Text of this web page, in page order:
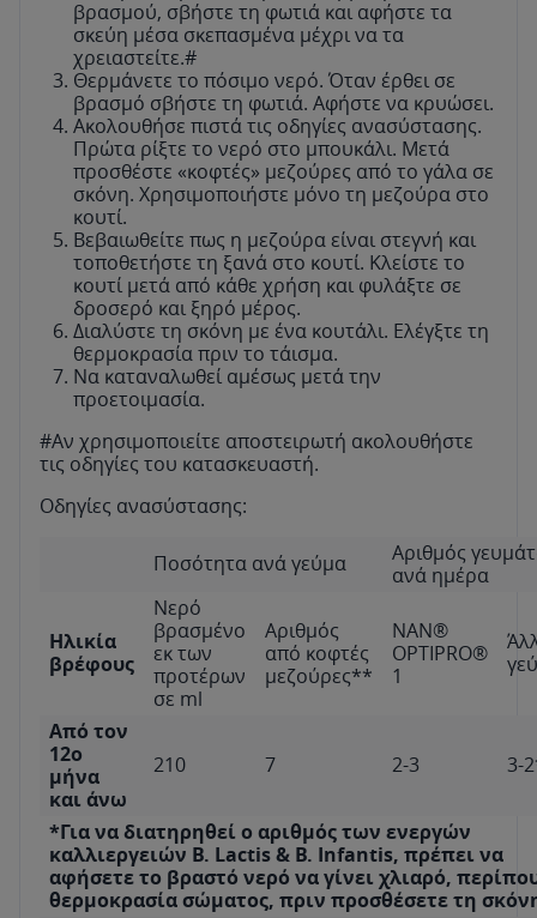
βρασμού, σβήστε τη φωτιά και αφήστε τα
σκεύη μέσα σκεπασμένα μέχρι να τα
χρειαστείτε.#
Θερμάνετε το πόσιμο νερό. Όταν έρθει σε
βρασμό σβήστε τη φωτιά. Αφήστε να κρυώσει.
Ακολουθήσε πιστά τις οδηγίες ανασύστασης.
Πρώτα ρίξτε το νερό στο μπουκάλι. Μετά
προσθέστε «κοφτές» μεζούρες από το γάλα σε
σκόνη. Χρησιμοποιήστε μόνο τη μεζούρα στο
κουτί.
Βεβαιωθείτε πως η μεζούρα είναι στεγνή και
τοποθετήστε τη ξανά στο κουτί. Κλείστε το
κουτί μετά από κάθε χρήση και φυλάξτε σε
δροσερό και ξηρό μέρος.
Διαλύστε τη σκόνη με ένα κουτάλι. Ελέγξτε τη
θερμοκρασία πριν το τάισμα.
Να καταναλωθεί αμέσως μετά την
προετοιμασία.
#Αν χρησιμοποιείτε αποστειρωτή ακολουθήστε
τις οδηγίες του κατασκευαστή.
Οδηγίες ανασύστασης:
Ποσότητα ανά γεύμα
Αριθμός
ανά ημέρα
Ηλικία
βρέφους
Νερό
βρασμένο
εκ των
προτέρων
σε ml
Αριθμός
από κοφτές
μεζούρες**
NAN®
OPTIPRO®
1
Από τον
12ο
μήνα
και άνω
210 7 2-3 3-
*Για να διατηρηθεί ο αριθμός των ενεργών
καλλιεργειών B. Lactis & B. Infantis, πρέπει να
αφήσετε το βραστό νερό να γίνει χλιαρό,
θερμοκρασία σώματος, πριν προσθέσετε τη